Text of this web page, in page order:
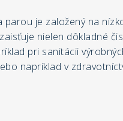
je založený na
nielen dôkladné
pri sanitácii
napríklad v